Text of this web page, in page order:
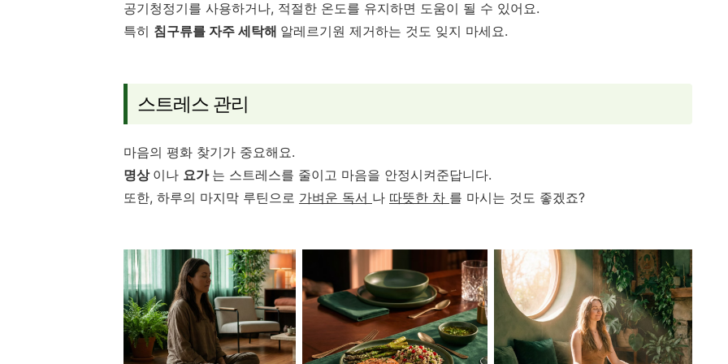
공기청정기를 사용하거나, 적절한 온도를 유지하면 도움이 될 수 있어요.
특히 침구류를 자주 세탁해 알레르기원 제거하는 것도 잊지 마세요.
스트레스 관리
마음의 평화 찾기가 중요해요.
명상 이나 요가 는 스트레스를 줄이고 마음을 안정시켜준답니다.
또한, 하루의 마지막 루틴으로 가벼운 독서 나 따뜻한 차 를 마시는 것도 좋겠죠?